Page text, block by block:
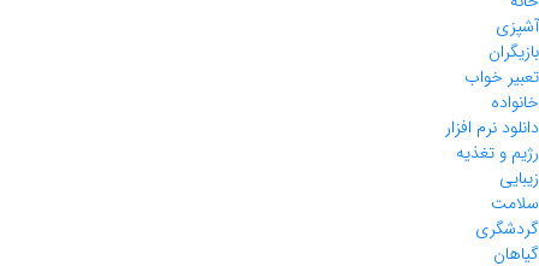
آشپزی
بازیگران
تعبیر خواب
خانواده
دانلود نرم افزار
رژیم و تغذیه
زیبایی
سلامت
گردشگری
گیاهان